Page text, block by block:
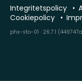
Integritetspolicy
Cookiepolicy
phx-sto-01 · 26.7.1